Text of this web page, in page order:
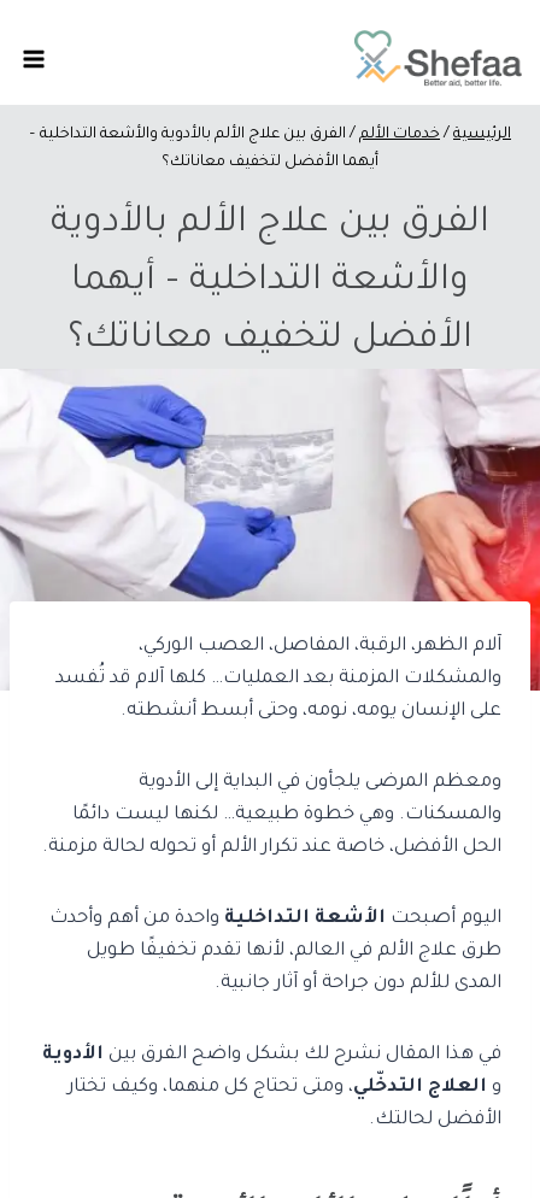
الرئيسية / خدمات الألم / الفرق بين علاج الألم بالأدوية والأشعة التداخلية –
أيهما الأفضل لتخفيف معاناتك؟
الفرق بين علاج الألم بالأدوية
والأشعة التداخلية – أيهما
الأفضل لتخفيف معاناتك؟
آلام الظهر، الرقبة، المفاصل، العصب الوركي،
والمشكلات المزمنة بعد العمليات… كلها آلام قد تُفسد
على الإنسان يومه، نومه، وحتى أبسط أنشطته.
ومعظم المرضى يلجأون في البداية إلى الأدوية
والمسكنات. وهي خطوة طبيعية… لكنها ليست دائمًا
الحل الأفضل، خاصة عند تكرار الألم أو تحوله لحالة مزمنة.
اليوم أصبحت الأشعة التداخلية واحدة من أهم وأحدث
طرق علاج الألم في العالم، لأنها تقدم تخفيفًا طويل
المدى للألم دون جراحة أو آثار جانبية.
في هذا المقال نشرح لك بشكل واضح الفرق بين الأدوية
و العلاج التدخّلي، ومتى تحتاج كل منهما، وكيف تختار
الأفضل لحالتك.